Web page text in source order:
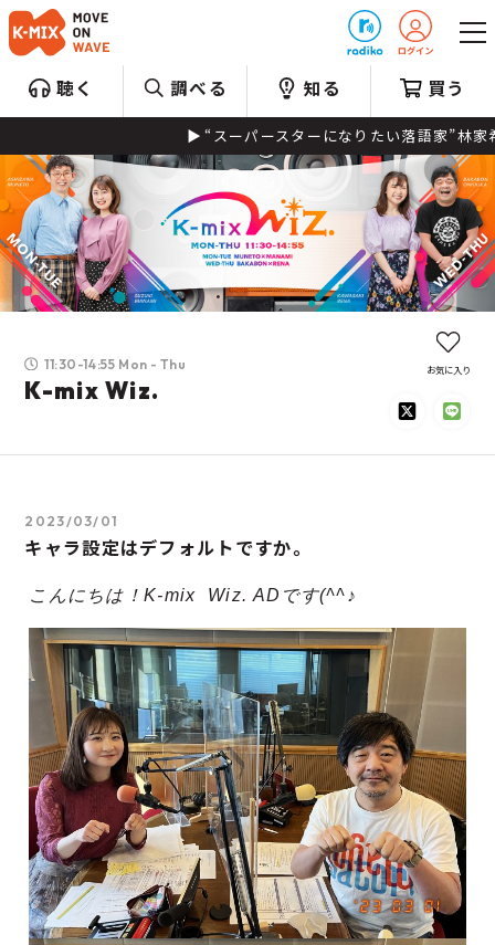
聴く 調べる 知る 買う
“スーパースターになりたい落語家”林家希林と、“脱サラ
11:30-14:55 Mon - Thu
K-mix Wiz.
お気に入り
2023/03/01
キャラ設定はデフォルトですか。
こんにちは！K-mix Wiz. ADです(^^♪